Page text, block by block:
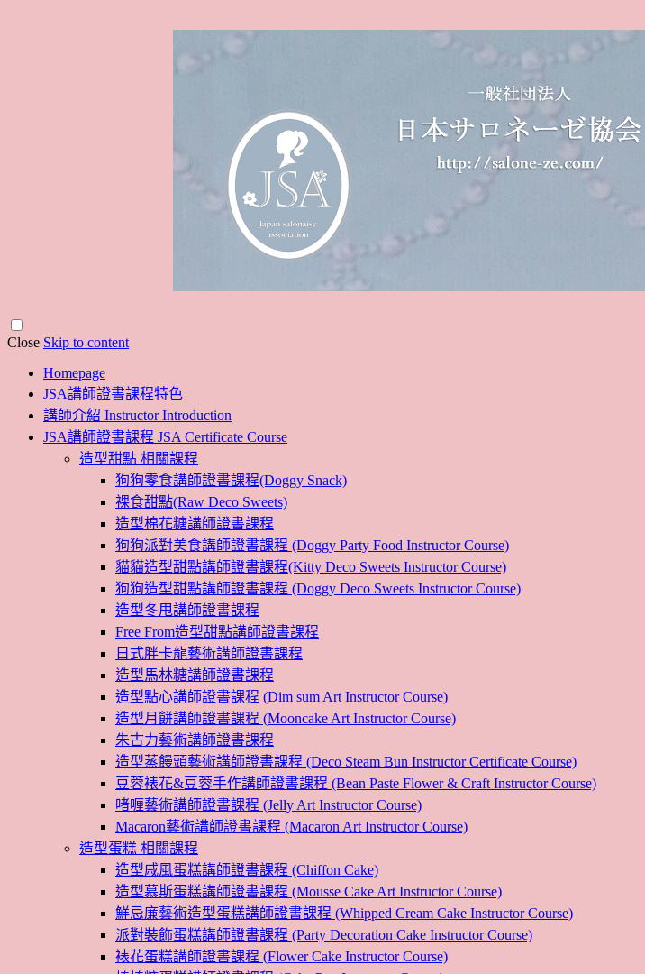
Close Skip to content
Homepage
JSA講師證書課程特色
講師介紹 Instructor Introduction
JSA講師證書課程 JSA Certificate Course
造型甜點 相關課程
狗狗零食講師證書課程(Doggy Snack)
裸食甜點(Raw Deco Sweets)
造型棉花糖講師證書課程
狗狗派對美食講師證書課程 (Doggy Party Food Instructor Course)
貓貓造型甜點講師證書課程(Kitty Deco Sweets Instructor Course)
狗狗造型甜點講師證書課程 (Doggy Deco Sweets Instructor Course)
造型冬甩講師證書課程
Free From造型甜點講師證書課程
日式胖卡龍藝術講師證書課程
造型馬林糖講師證書課程
造型點心講師證書課程 (Dim sum Art Instructor Course)
造型月餅講師證書課程 (Mooncake Art Instructor Course)
朱古力藝術講師證書課程
造型蒸饅頭藝術講師證書課程 (Deco Steam Bun Instructor Certificate Course)
豆蓉裱花&豆蓉手作講師證書課程 (Bean Paste Flower & Craft Instructor Course)
啫喱藝術講師證書課程 (Jelly Art Instructor Course)
Macaron藝術講師證書課程 (Macaron Art Instructor Course)
造型蛋糕 相關課程
造型戚風蛋糕講師證書課程 (Chiffon Cake)
造型慕斯蛋糕講師證書課程 (Mousse Cake Art Instructor Course)
鮮忌廉藝術造型蛋糕講師證書課程 (Whipped Cream Cake Instructor Course)
派對裝飾蛋糕講師證書課程 (Party Decoration Cake Instructor Course)
裱花蛋糕講師證書課程 (Flower Cake Instructor Course)